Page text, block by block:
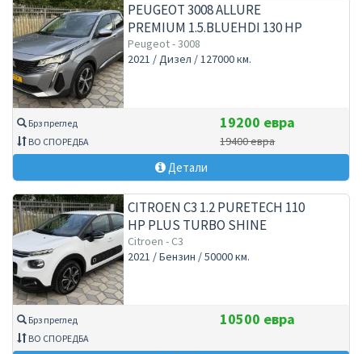
PEUGEOT 3008 ALLURE
PREMIUM 1.5.BLUEHDI 130 HP
FACELIFT 2022 AUTOMATIC
Peugeot - 3008
2021 / Дизел / 127000 км.
Брз преглед
ВО СПОРЕДБА
19200 евра
19400 евра
Детали
CITROEN C3 1.2 PURETECH 110
HP PLUS TURBO SHINE
AUTOMATIC
Citroen - C3
2021 / Бензин / 50000 км.
Брз преглед
ВО СПОРЕДБА
10500 евра